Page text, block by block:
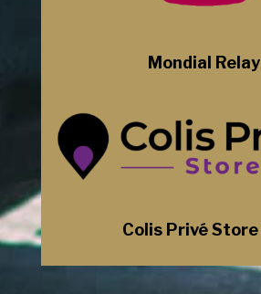
Mondial Relay
Colis Privé Store